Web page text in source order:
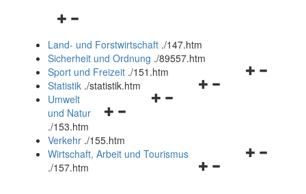
Navigationsmenü
und
schließen
Land- und Forstwirtschaft ./147.htm
Sicherheit und Ordnung ./89557.htm
Navigationsmenü
Sport und Freizeit ./151.htm
Navigationsmenü
Statistik ./statistik.htm
Navigationsmenü
und
schließen
Umwelt
und Natur
./153.htm
Verkehr ./155.htm
Navigationsmenü
Wirtschaft, Arbeit und Tourismus
./157.htm